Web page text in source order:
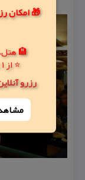
🏨
⭐ از 1 تا 5 ستاره | فولبرد | نزدیک حرم
رزرو